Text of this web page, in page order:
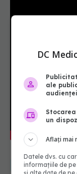
cancer medical
DC
ale
un
Aflați mai
Datele dvs. cu
informațiile de